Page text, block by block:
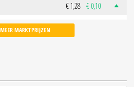
€ 1,28 € 0,10
MEER MARKTPRIJZEN